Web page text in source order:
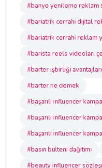
#banyo yenileme reklam
#bariatrik cerrahi dijital
#bariatrik cerrahi reklam
#barista reels videoları
#barter işbirliği avantajları
#barter ne demek
#başarılı influencer
#başarılı influencer
#başarılı influencer
#basın bülteni dağıtımı
#beauty influencer